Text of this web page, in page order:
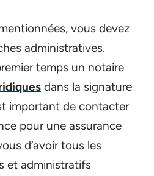
vous devez
administratives.
temps un notaire
dans la signature
important de contacter
pour une assurance
d’avoir tous les
et administratifs